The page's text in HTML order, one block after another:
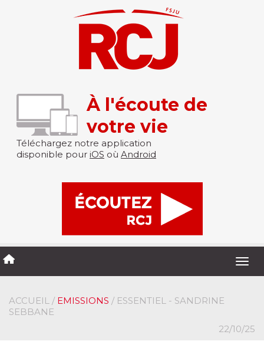
À l'écoute de
votre vie
Téléchargez notre application
disponible pour iOS où Android
ACCUEIL / EMISSIONS / ESSENTIEL - SANDRINE
SEBBANE
22/10/25